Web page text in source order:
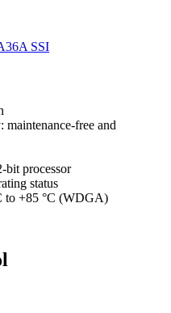
free and
bit processor
status
to +85 °C (WDGA)